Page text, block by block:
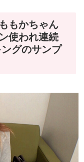
もかちゃん
使われ連続
グのサンプ